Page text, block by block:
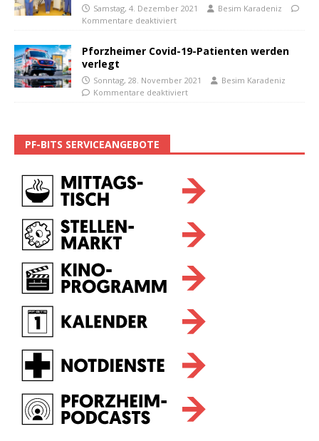
Samstag, 4. Dezember 2021
Besim Karadeniz
Kommentare deaktiviert
Pforzheimer Covid-19-Patienten werden
verlegt
Sonntag, 28. November 2021
Besim Karadeniz
Kommentare deaktiviert
PF-BITS SERVICEANGEBOTE